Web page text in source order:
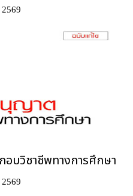
บวิชาชีพทางการศึกษา